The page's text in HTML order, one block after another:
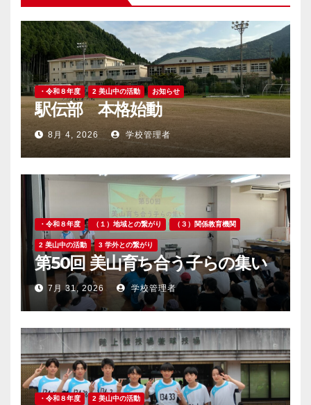
・令和８年度 2 美山中の活動 お知らせ
駅伝部 本格始動
8月 4, 2026 学校管理者
・令和８年度 （１）地域との繋がり （３）関係教育機関
2 美山中の活動 3 学外との繋がり
第50回 美山育ち合う子らの集い
7月 31, 2026 学校管理者
・令和８年度 2 美山中の活動